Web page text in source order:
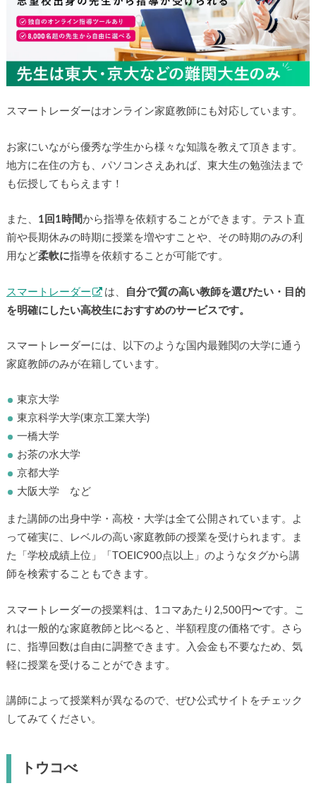
スマートレーダーはオンライン家庭教師にも対応しています。
お家にいながら優秀な学生から様々な知識を教えて頂きます。
地方に在住の方も、パソコンさえあれば、東大生の勉強法まで
も伝授してもらえます！
また、 1回1時間から指導を依頼することができます。テスト直
前や長期休みの時期に授業を増やすことや、その時期のみの利
用など柔軟に指導を依頼することが可能です。
スマートレーダー は、
自分で質の高い教師を選びたい・目的
を明確にしたい高校生におすすめのサービスです。
スマートレーダーには、以下のような国内最難関の大学に通う
家庭教師のみが在籍しています。
東京大学
東京科学大学(東京工業大学)
一橋大学
お茶の水大学
京都大学
大阪大学 など
また講師の出身中学・高校・大学は全て公開されています。よ
って確実に、レベルの高い家庭教師の授業を受けられます。ま
た「学校成績上位」「TOEIC900点以上」のようなタグから講
師を検索することもできます。
スマートレーダーの授業料は、1コマあたり2,500円〜です。こ
れは一般的な家庭教師と比べると、半額程度の価格です。さら
に、指導回数は自由に調整できます。入会金も不要なため、気
軽に授業を受けることができます。
講師によって授業料が異なるので、ぜひ公式サイトをチェック
してみてください。
トウコべ